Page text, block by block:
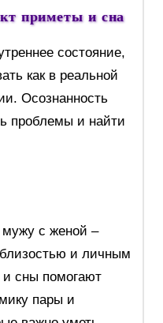
приметы и сна
состояние,
как в реальной
Осознанность
проблемы и найти
с женой –
и личным
сны помогают
пары и